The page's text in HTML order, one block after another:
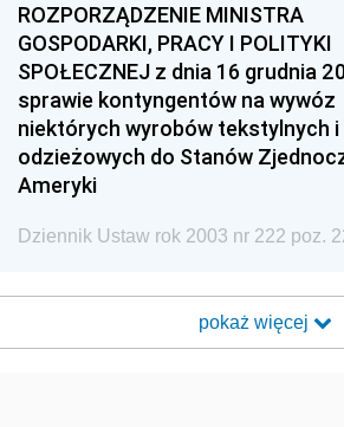
ROZPORZĄDZENIE MINISTRA
GOSPODARKI, PRACY I POLITYKI
SPOŁECZNEJ z dnia 16 grudnia
sprawie kontyngentów na wywóz
niektórych wyrobów tekstylnych i
odzieżowych do Stanów
Ameryki
Dziennik Ustaw rok 2003 nr 222 poz.
pokaż więcej